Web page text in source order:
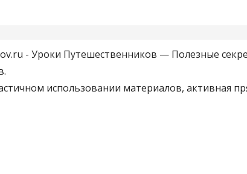
- Уроки Путешественников — Полезные
использовании материалов, активная